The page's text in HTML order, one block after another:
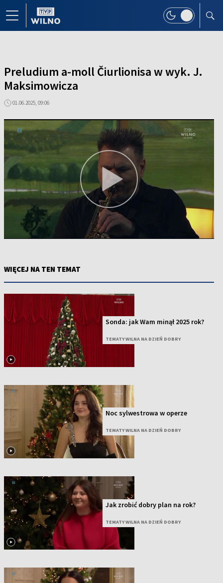
Preludium a-moll Čiurlionisa w wyk. J.
Maksimowicza
01.06.2025, 09:06
WIĘCEJ NA TEN TEMAT
Sonda: jak Wam minął 2025 rok?
TEMATY WILNA NA DZIEŃ DOBRY
Noc sylwestrowa w operze
TEMATY WILNA NA DZIEŃ DOBRY
Jak zrobić dobry plan na rok?
TEMATY WILNA NA DZIEŃ DOBRY